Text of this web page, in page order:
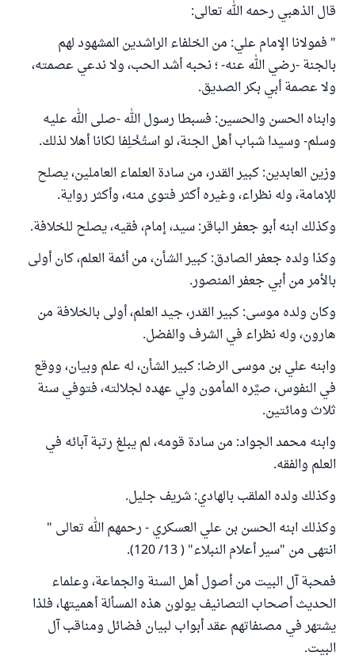
قال الذهبي رحمه الله تعالى:
" فمولانا الإمام علي: من الخلفاء الراشدين المشهود لهم
بالجنة -رضي الله عنه- ؛ نحبه أشد الحب، ولا ندعي عصمته،
ولا عصمة أبي بكر الصديق.
‌وابناه ‌الحسن ‌والحسين: ‌فسبطا رسول الله -صلى الله عليه
وسلم- وسيدا شباب أهل الجنة، لو استُخْلِفا لكانا أهلا لذلك.
وزين العابدين: كبير القدر، من سادة العلماء العاملين، يصلح
للإمامة، وله نظراء، وغيره أكثر فتوى منه، وأكثر رواية.
وكذلك ابنه أبو جعفر الباقر: سيد، إمام، فقيه، يصلح للخلافة.
وكذا ولده جعفر الصادق: كبير الشأن، من أئمة العلم، كان أولى
بالأمر من أبي جعفر المنصور.
وكان ولده موسى: كبير القدر، جيد العلم، أولى بالخلافة من
هارون، وله نظراء في الشرف والفضل.
وابنه علي بن موسى الرضا: كبير الشأن، له علم وبيان، ووقع
في النفوس، صيَّره المأمون ولي عهده لجلالته، فتوفي سنة
ثلاث ومائتين.
وابنه محمد الجواد: من سادة قومه، لم يبلغ رتبة آبائه في
العلم والفقه.
وكذلك ولده الملقب بالهادي: شريف جليل.
وكذلك ابنه الحسن بن علي العسكري - رحمهم الله تعالى "
انتهى من "سير أعلام النبلاء" ( 13/ 120).
فمحبة آل البيت من أصول أهل السنة والجماعة، وعلماء
الحديث أصحاب التصانيف يولون هذه المسألة أهميتها، فلذا
يشتهر في مصنفاتهم عقد أبواب لبيان فضائل ومناقب آل
البيت.